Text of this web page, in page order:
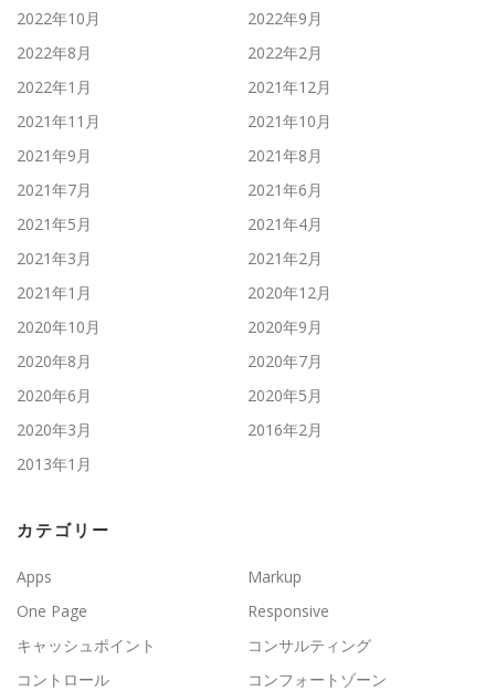
2022年10月
2022年9月
2022年8月
2022年2月
2022年1月
2021年12月
2021年11月
2021年10月
2021年9月
2021年8月
2021年7月
2021年6月
2021年5月
2021年4月
2021年3月
2021年2月
2021年1月
2020年12月
2020年10月
2020年9月
2020年8月
2020年7月
2020年6月
2020年5月
2020年3月
2016年2月
2013年1月
カテゴリー
Apps
Markup
One Page
Responsive
キャッシュポイント
コンサルティング
コントロール
コンフォートゾーン